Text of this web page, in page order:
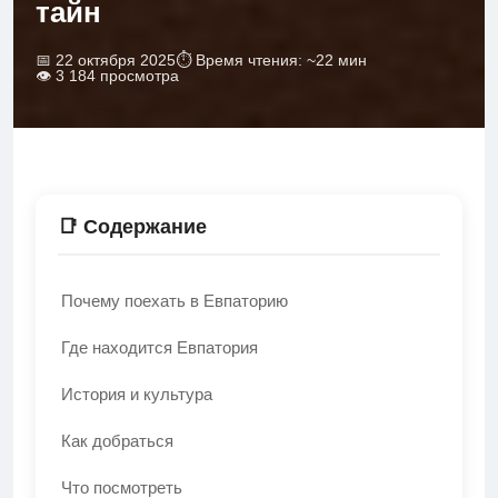
тайн
📅 22 октября 2025⏱ Время чтения: ~22 мин
👁 3 184 просмотра
📑 Содержание
Почему поехать в Евпаторию
Где находится Евпатория
История и культура
Как добраться
Что посмотреть